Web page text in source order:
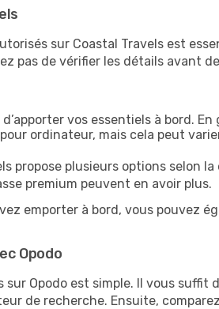
sur Coastal Travels est
pas de vérifier les détails avant
vos essentiels à bord.
ordinateur, mais cela peut
propose plusieurs options selon
premium peuvent en avoir plus.
emporter à bord, vous pouvez
Opodo
sur Opodo est simple. Il vous
de recherche. Ensuite,